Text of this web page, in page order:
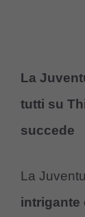
La
tutti su
succede
La
intrigante